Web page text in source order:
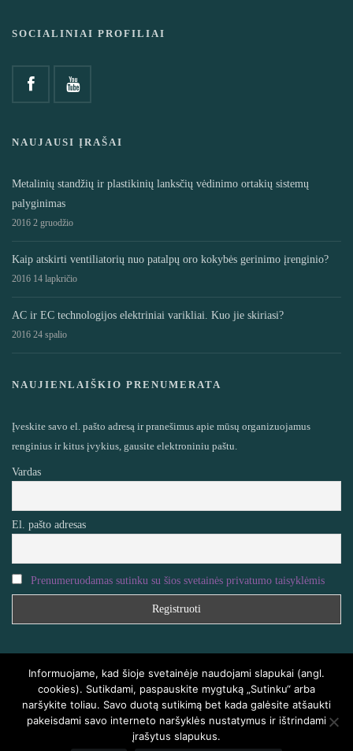
SOCIALINIAI PROFILIAI
NAUJAUSI ĮRAŠAI
Metalinių standžių ir plastikinių lanksčių vėdinimo ortakių sistemų
palyginimas
2016 2 gruodžio
Kaip atskirti ventiliatorių nuo patalpų oro kokybės gerinimo įrenginio?
2016 14 lapkričio
AC ir EC technologijos elektriniai varikliai. Kuo jie skiriasi?
2016 24 spalio
NAUJIENLAIŠKIO PRENUMERATA
Įveskite savo el. pašto adresą ir pranešimus apie mūsų organizuojamus
renginius ir kitus įvykius, gausite elektroniniu paštu.
Vardas
El. pašto adresas
Prenumeruodamas sutinku su šios svetainės privatumo taisyklėmis
VISOS TEISĖS SAUGOMOS HOMEAIR.LT
KLAUSIMAI IR ATSAKYMAI KONTAKTAI
Informuojame, kad šioje svetainėje naudojami slapukai (angl.
cookies). Sutikdami, paspauskite mygtuką „Sutinku“ arba
naršykite toliau. Savo duotą sutikimą bet kada galėsite atšaukti
pakeisdami savo interneto naršyklės nustatymus ir ištrindami
įrašytus slapukus.